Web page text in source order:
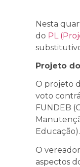
Nesta
do PL
Projeto
O projeto
voto
FUNDEB
Educação).
O
aspectos